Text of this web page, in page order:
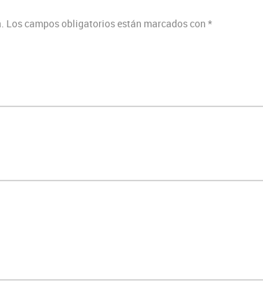
Los campos obligatorios están marcados con *